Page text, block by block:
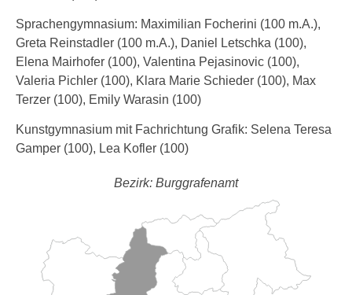
Sprachengymnasium: Maximilian Focherini (100 m.A.),
Greta Reinstadler (100 m.A.), Daniel Letschka (100),
Elena Mairhofer (100), Valentina Pejasinovic (100),
Valeria Pichler (100), Klara Marie Schieder (100), Max
Terzer (100), Emily Warasin (100)
Kunstgymnasium mit Fachrichtung Grafik: Selena Teresa
Gamper (100), Lea Kofler (100)
Bezirk: Burggrafenamt